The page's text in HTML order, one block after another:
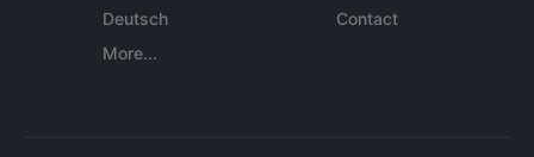
Deutsch
More...
Contact